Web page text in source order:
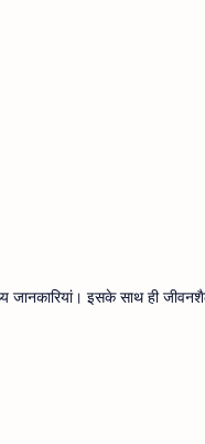
जानकारियां। इसके साथ ही